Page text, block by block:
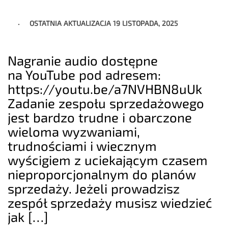
OSTATNIA AKTUALIZACJA19 LISTOPADA, 2025
Nagranie audio dostępne
na YouTube pod adresem:
https://youtu.be/a7NVHBN8uUk
Zadanie zespołu sprzedażowego
jest bardzo trudne i obarczone
wieloma wyzwaniami,
trudnościami i wiecznym
wyścigiem z uciekającym czasem
nieproporcjonalnym do planów
sprzedaży. Jeżeli prowadzisz
zespół sprzedaży musisz wiedzieć
jak […]